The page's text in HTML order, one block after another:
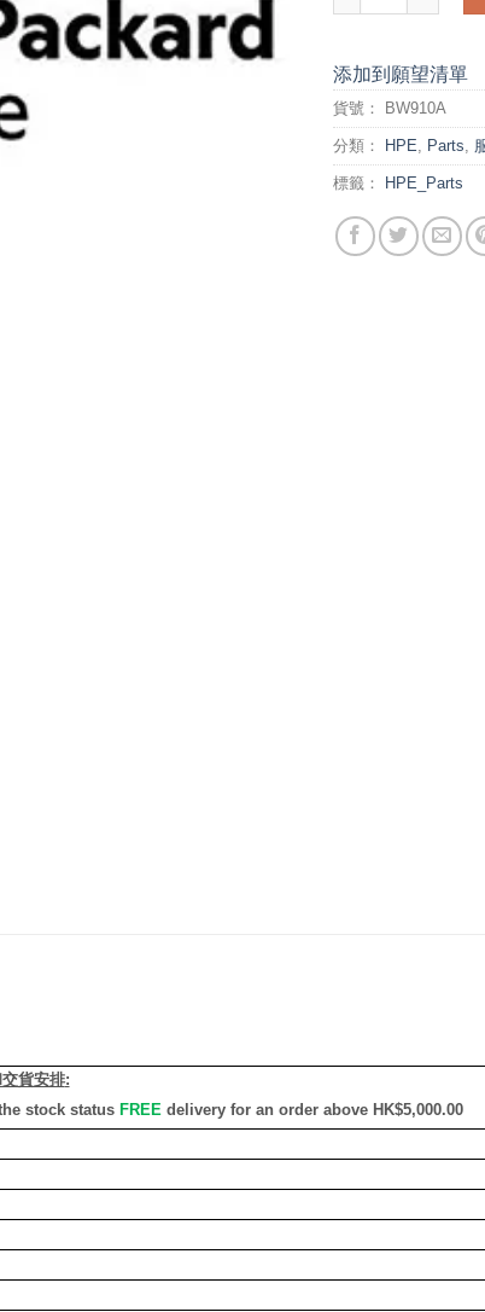
添加到願望清單
貨號： BW910A
分類： HPE Parts
標籤： HPE_Parts
貨安排:
stock status FREE delivery for an order above HK$5,000.00